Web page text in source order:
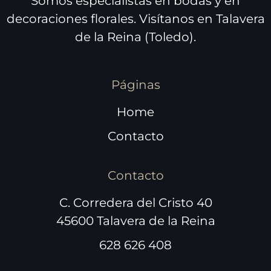
decoraciones florales. Visítanos en Talavera
de la Reina (Toledo).
Páginas
Home
Contacto
Contacto
C. Corredera del Cristo 40
45600 Talavera de la Reina
628 626 408